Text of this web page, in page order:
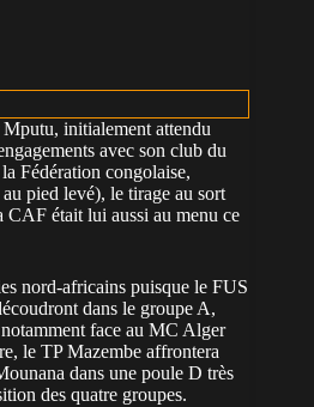
Mputu, initialement attendu
avec son club du
Fédération congolaise,
pied levé), le tirage au sort
CAF était lui aussi au menu ce
nord-africains puisque le FUS
dans le groupe A,
face au MC Alger
le TP Mazembe affrontera
dans une poule D très
des quatre groupes.